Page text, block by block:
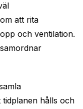
att rita
och ventilation.
hålls och